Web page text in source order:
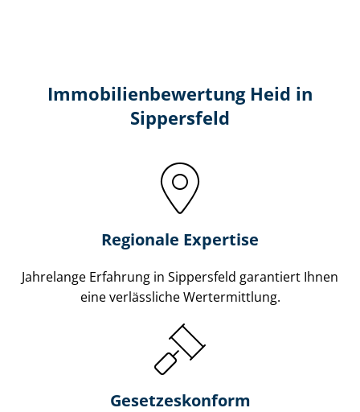
Immobilien­bewertung Heid in
Sippersfeld
Regionale Expertise
Jahrelange Erfahrung in Sippersfeld garantiert Ihnen
eine verlässliche Wertermittlung.
Gesetzes­konform